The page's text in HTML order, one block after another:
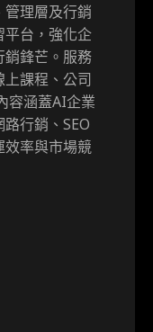
理層及行銷
平台，強化企
銷鋒芒。服務
課程、公司
容涵蓋AI企業
行銷、SEO
效率與市場競